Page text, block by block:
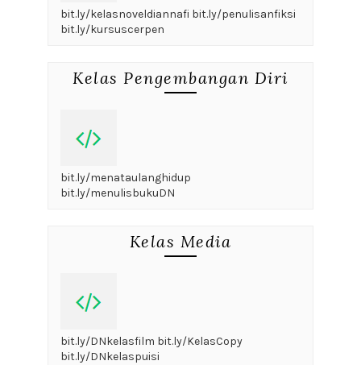
bit.ly/kelasnoveldiannafi bit.ly/penulisanfiksi
bit.ly/kursuscerpen
Kelas Pengembangan Diri
bit.ly/menataulanghidup
bit.ly/menulisbukuDN
Kelas Media
bit.ly/DNkelasfilm bit.ly/KelasCopy
bit.ly/DNkelaspuisi